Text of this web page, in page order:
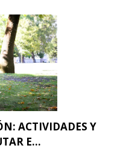
ACTIVIDADES Y
E...